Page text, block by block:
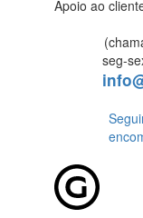
Apoio ao
seg-